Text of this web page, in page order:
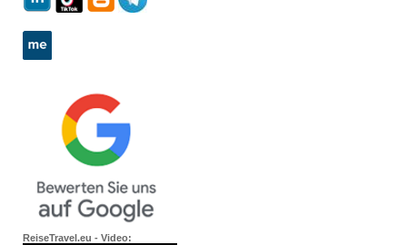
ReiseTravel.eu - Video: